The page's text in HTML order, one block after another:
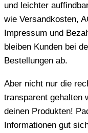
und leichter
wie Versandkosten,
Impressum und
bleiben Kunden bei
Bestellungen ab.
Aber nicht nur die
transparent gehalten
deinen Produkten!
Informationen gut